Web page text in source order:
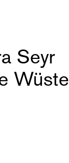
Seyr
Wüste